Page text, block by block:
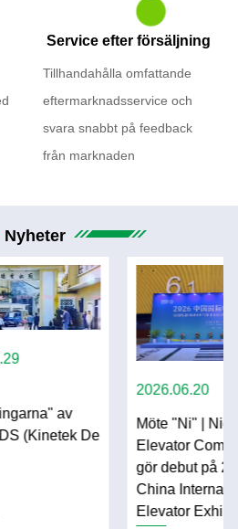
Service efter försäljning
Tillhandahålla omfattande
eftermarknadsservice och
svara snabbt på feedback
från marknaden
Nyheter
De
2026.06.20
Möte "Ni" | Nideco
Elevator Components
gör debut på 2026
China International
Elevator Exhibition